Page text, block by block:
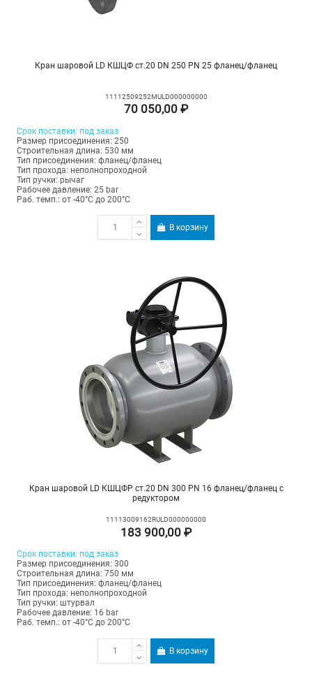
Кран шаровой LD КШЦФ ст.20 DN 250 PN 25 фланец/фланец
11112509252MULD000000000
70 050,00 ₽
Срок поставки: под заказ
Размер присоединения: 250
Строительная длина: 530 мм
Тип присоединения: фланец/фланец
Тип прохода: неполнопроходной
Тип ручки: рычаг
Рабочее давление: 25 bar
Раб. темп.: от -40°C до 200°C
В корзину
Кран шаровой LD КШЦФР ст.20 DN 300 PN 16 фланец/фланец с
редуктором
11113009162RULD000000000
183 900,00 ₽
Срок поставки: под заказ
Размер присоединения: 300
Строительная длина: 750 мм
Тип присоединения: фланец/фланец
Тип прохода: неполнопроходной
Тип ручки: штурвал
Рабочее давление: 16 bar
Раб. темп.: от -40°C до 200°C
В корзину